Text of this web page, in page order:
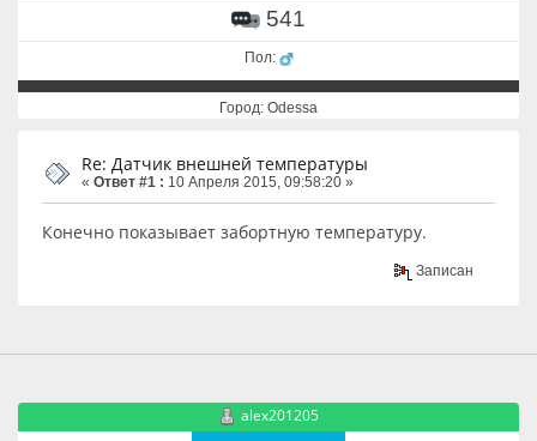
541
Пол:
Город: Odessa
Re: Датчик внешней температуры
« Ответ #1 : 10 Апреля 2015, 09:58:20 »
Конечно показывает забортную температуру.
Записан
alex201205